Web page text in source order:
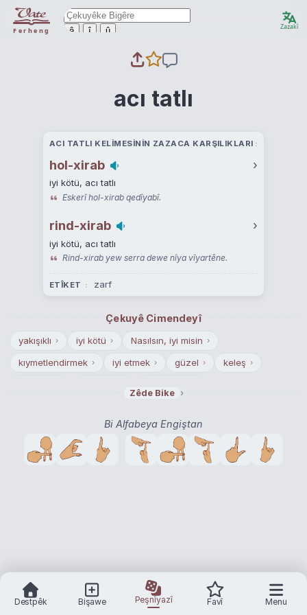
Ferheng ê î û Zazakî
acı tatlı
ACI TATLI KELIMESININ ZAZACA KARŞILIKLARI
hol-xirab ›
iyi kötü, acı tatlı
Eskerî hol-xirab qedîyabî.
rind-xirab ›
iyi kötü, acı tatlı
Rind-xirab yew serra dewe nîya vîyartêne.
ETÎKET zarf
Çekuyê Cimendeyî
yakışıklı › iyi kötü › Nasılsın, iyi misin ›
kıymetlendirmek › iyi etmek › güzel › keleş ›
Zêde Bike ›
Bi Alfabeya Engiştan
Destpêk Bişawe Peşnîyazî Favî Menu